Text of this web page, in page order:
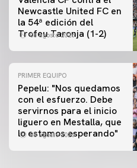
Newcastle United FC en
la 54ª edición del
Trofeu Taronja (1-2)
08 agosto 2026
PRIMER EQUIPO
Pepelu: "Nos quedamos
con el esfuerzo. Debe
servirnos para el inicio
liguero en Mestalla, que
lo estamos esperando"
08 agosto 2026